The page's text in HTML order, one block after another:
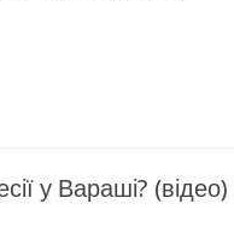
у Вараші? (відео)